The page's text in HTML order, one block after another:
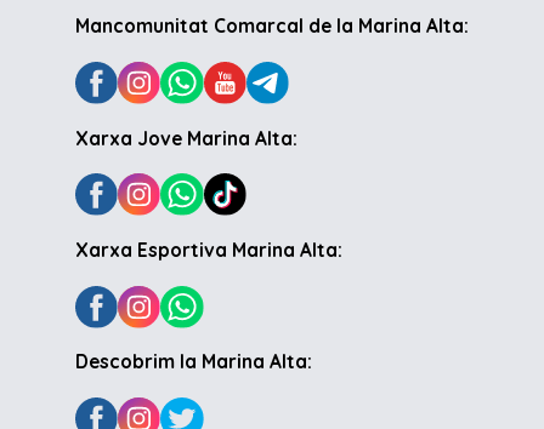
Mancomunitat Comarcal de la Marina Alta:
Xarxa Jove Marina Alta:
Xarxa Esportiva Marina Alta:
Descobrim la Marina Alta: